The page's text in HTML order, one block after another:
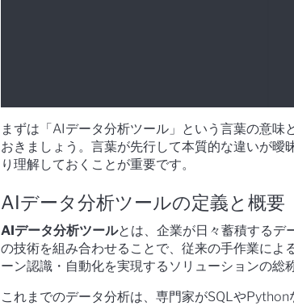
まずは「AIデータ分析ツール」という言葉の意味
おきましょう。言葉が先行して本質的な違いが曖
り理解しておくことが重要です。
AIデータ分析ツールの定義と概要
AIデータ分析ツールとは、企業が日々蓄積するデ
の技術を組み合わせることで、従来の手作業によ
ーン認識・自動化を実現するソリューションの総
これまでのデータ分析は、専門家がSQLや